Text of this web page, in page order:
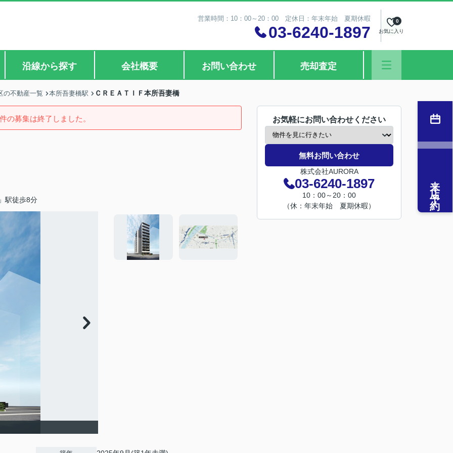
営業時間：10：00～20：00 定休日：年末年始 夏期休暇
03-6240-1897 お気に入り
0
沿線から探す 会社概要 お問い合わせ 売却査定
の不動産一覧 本所吾妻橋駅 ＣＲＥＡＴＩＦ本所吾妻橋
の募集は終了しました。
駅徒歩8分
お気軽にお問い合わせください
無料お問い合わせ
株式会社AURORA
03-6240-1897
10：00～20：00
（休：年末年始 夏期休暇）
来店予約